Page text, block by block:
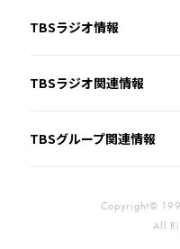
TBSラジオ情報
TBSラジオ関連情報
TBSグループ関連情報
Copyright©
All